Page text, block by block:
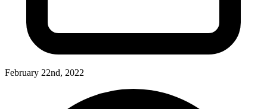
February 22nd, 2022